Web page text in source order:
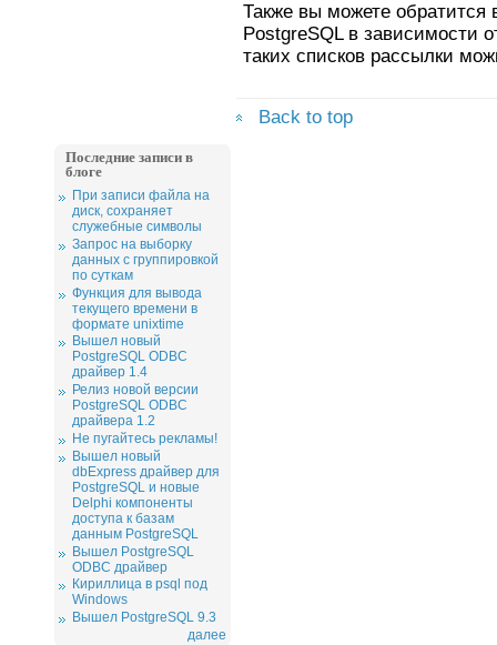
Также вы можете
PostgreSQL в зависимости
таких списков рассылки
Back to top
Последние записи в
блоге
При записи файла на
диск, сохраняет
служебные символы
Запрос на выборку
данных с группировкой
по суткам
Функция для вывода
текущего времени в
формате unixtime
Вышел новый
PostgreSQL ODBC
драйвер 1.4
Релиз новой версии
PostgreSQL ODBC
драйвера 1.2
Не пугайтесь рекламы!
Вышел новый
dbExpress драйвер для
PostgreSQL и новые
Delphi компоненты
доступа к базам
данным PostgreSQL
Вышел PostgreSQL
ODBC драйвер
Кириллица в psql под
Windows
Вышел PostgreSQL 9.3
далее